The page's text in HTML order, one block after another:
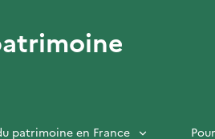
patrimoine en France